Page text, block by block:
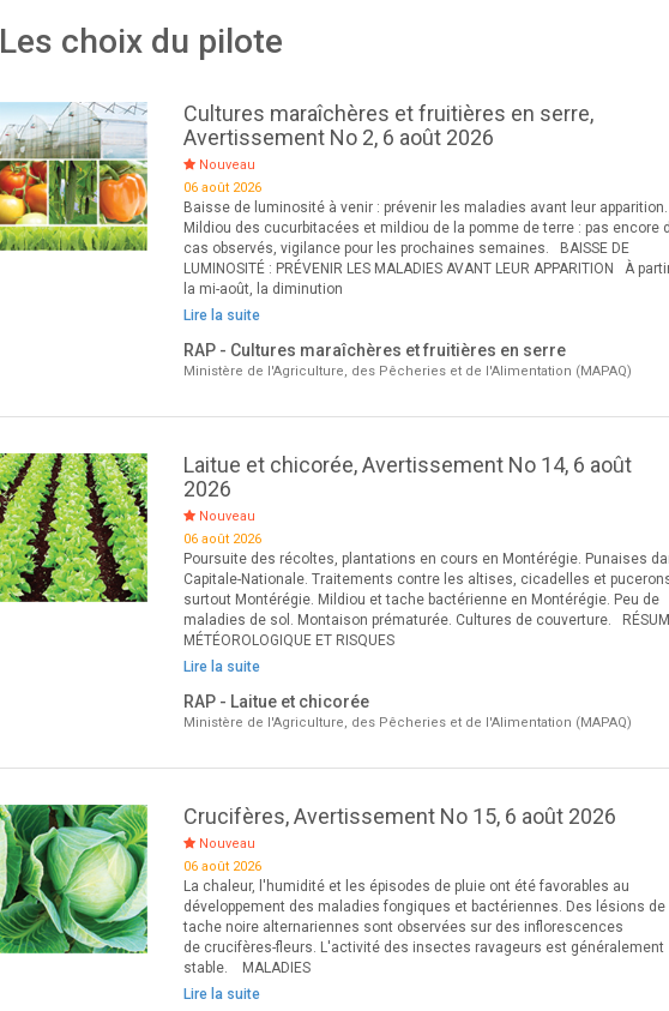
Les choix du pilote
Cultures maraîchères et fruitières en serre,
Avertissement No 2, 6 août 2026
Nouveau
06 août 2026
Baisse de luminosité à venir : prévenir les maladies avant leur apparition.
Mildiou des cucurbitacées et mildiou de la pomme de terre : pas encore
cas observés, vigilance pour les prochaines semaines. BAISSE DE
LUMINOSITÉ : PRÉVENIR LES MALADIES AVANT LEUR APPARITION À
la mi-août, la diminution
Lire la suite
RAP - Cultures maraîchères et fruitières en serre
Ministère de l'Agriculture, des Pêcheries et de l'Alimentation (MAPAQ)
Laitue et chicorée, Avertissement No 14, 6 août
2026
Nouveau
06 août 2026
Poursuite des récoltes, plantations en cours en Montérégie. Punaises
Capitale-Nationale. Traitements contre les altises, cicadelles et
surtout Montérégie. Mildiou et tache bactérienne en Montérégie. Peu de
maladies de sol. Montaison prématurée. Cultures de couverture.
MÉTÉOROLOGIQUE ET RISQUES
Lire la suite
RAP - Laitue et chicorée
Ministère de l'Agriculture, des Pêcheries et de l'Alimentation (MAPAQ)
Crucifères, Avertissement No 15, 6 août 2026
Nouveau
06 août 2026
La chaleur, l'humidité et les épisodes de pluie ont été favorables au
développement des maladies fongiques et bactériennes. Des lésions de
tache noire alternariennes sont observées sur des inflorescences
de crucifères-fleurs. L'activité des insectes ravageurs est généralement
stable. MALADIES
Lire la suite